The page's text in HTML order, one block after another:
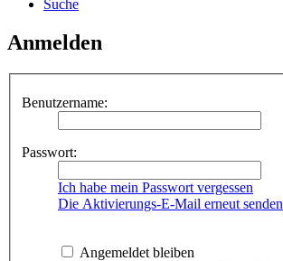
Suche
Anmelden
Benutzername:
Passwort:
Ich habe mein Passwort vergessen
Die Aktivierungs-E-Mail erneut senden
Angemeldet bleiben